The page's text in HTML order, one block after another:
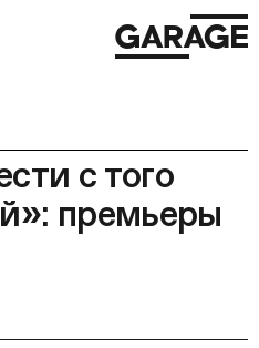
с того
премьеры